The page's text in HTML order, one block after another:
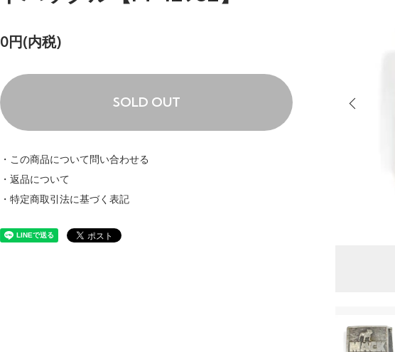
0円(内税)
SOLD OUT
・この商品について問い合わせる
・返品について
・特定商取引法に基づく表記